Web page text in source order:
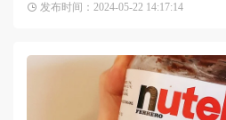
浆，这实在太诱惑了，我们
发布时间：2024-05-22 14:17:14